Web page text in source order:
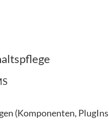
(Komponenten,